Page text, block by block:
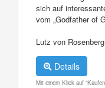
sich auf
vom „Godfather of
Lutz von
Details
Mit einem Klick auf